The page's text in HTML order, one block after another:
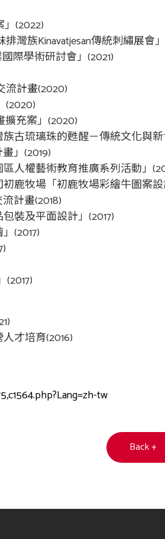
(2022)
灣族Kinavatjesan傳統刺繡展會
際學術研討會」(2021)
流計畫(2020)
(2020)
擴充案」(2020)
古琉璃珠的甦醒－傳統文化與新
」(2019)
人權藝術教育推廣系列活動」
鹿牧場「初鹿牧場彩繪牛圖案設
計畫(2018)
裝及平面設計」(2017)
(2017)
才培育(2016)
tw
Back +